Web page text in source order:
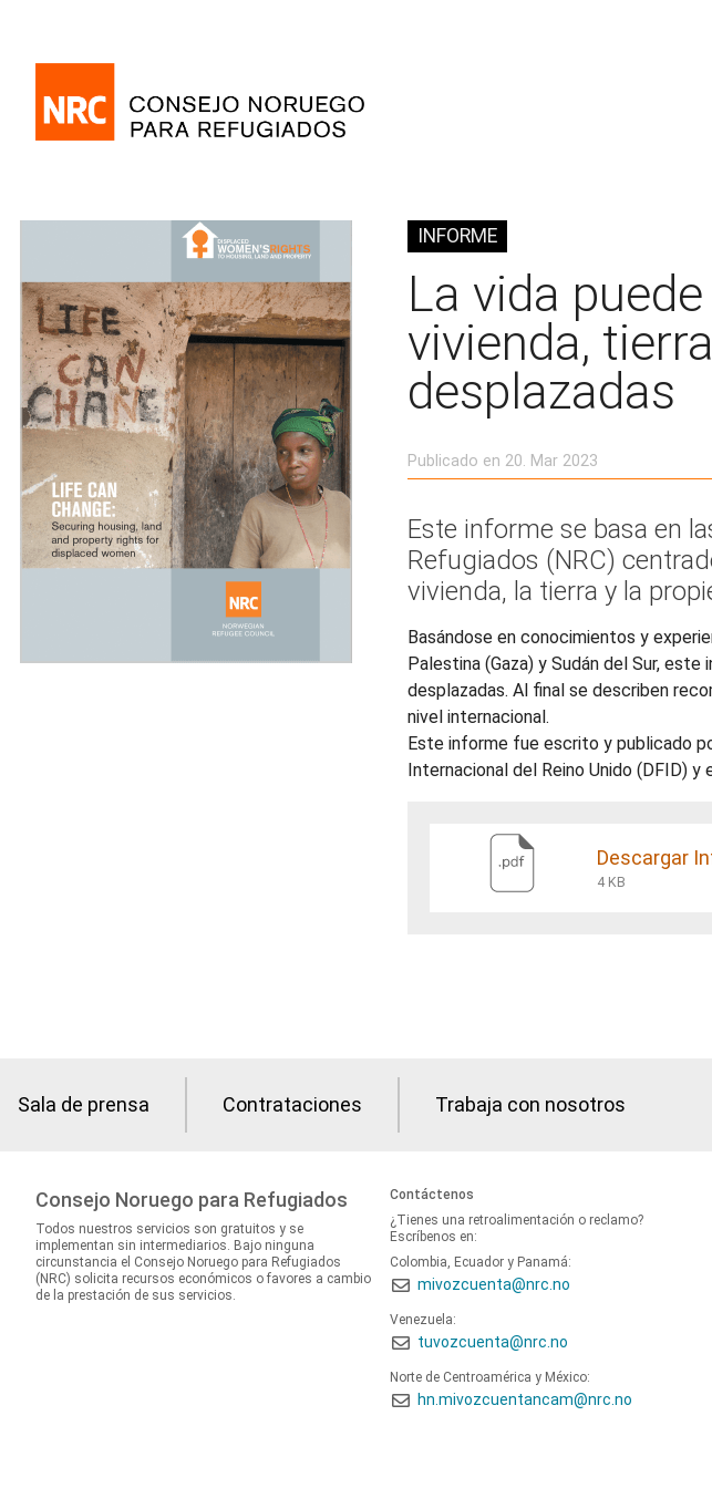
INFORME
La vida
vivienda,
desplazadas
Publicado en 20. Mar 2023
Este informe se basa en
Refugiados (NRC)
vivienda, la tierra y la
Basándose en conocimientos y
Palestina (Gaza) y Sudán del Sur,
desplazadas. Al final se describen
nivel internacional.
Este informe fue escrito y publicado
Internacional del Reino Unido (DFID)
Descargar
4 KB
Sala de prensa Contrataciones Trabaja con nosotros
Consejo Noruego para Refugiados
Todos nuestros servicios son gratuitos y se
implementan sin intermediarios. Bajo ninguna
circunstancia el Consejo Noruego para Refugiados
(NRC) solicita recursos económicos o favores a cambio
de la prestación de sus servicios.
Contáctenos
¿Tienes una retroalimentación o reclamo?
Escríbenos en:
Colombia, Ecuador y Panamá:
mivozcuenta@nrc.no
Venezuela:
tuvozcuenta@nrc.no
Norte de Centroamérica y México:
hn.mivozcuentancam@nrc.no